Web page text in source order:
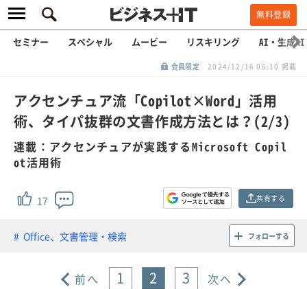
無料登録
セミナー スペシャル ムービー リスキリング AI・生成AI
会員限定 2024/12/16 06:10 掲載
アクセンチュア流「Copilot×Word」活用
術、タイパ抜群の文書作成方法とは？(2/3)
連載：アクセンチュアが実践するMicrosoft Copil
ot活用術
17 共有する
Office、文書管理・検索 フォローする
前へ 1 2 3 次へ